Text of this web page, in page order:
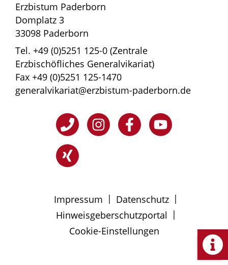
Erzbistum Paderborn
Domplatz 3
33098 Paderborn
Tel. +49 (0)5251 125-0 (Zentrale
Erzbischöfliches Generalvikariat)
Fax +49 (0)5251 125-1470
generalvikariat@erzbistum-paderborn.de
Impressum | Datenschutz |
Hinweisgeberschutzportal |
Cookie-Einstellungen